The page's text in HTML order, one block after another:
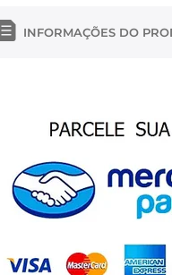
INFORMAÇÕES DO